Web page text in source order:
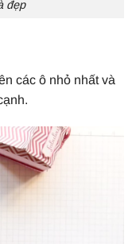
đẹp
các ô nhỏ nhất và